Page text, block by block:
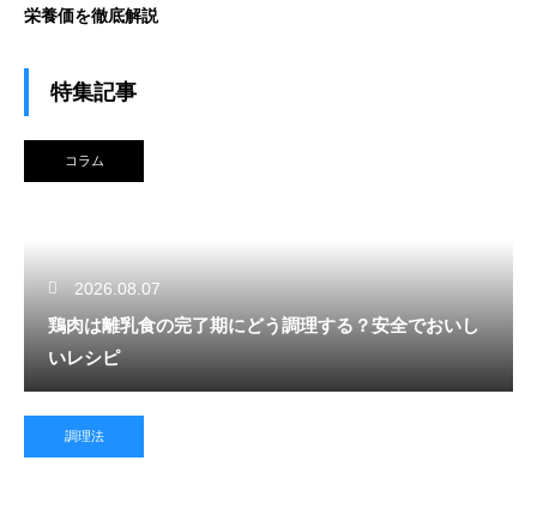
栄養価を徹底解説
特集記事
コラム
2026.08.07
鶏肉は離乳食の完了期にどう調理する？安全でおいし
いレシピ
調理法